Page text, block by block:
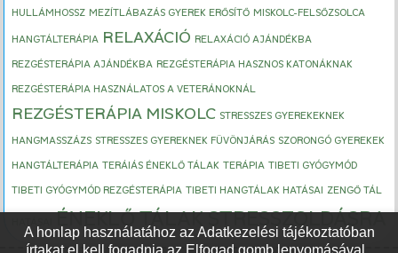
HULLÁMHOSSZ MEZÍTLÁBAZÁS GYEREK ERŐSÍTŐ MISKOLC-FELSŐZSOLCA
HANGTÁLTERÁPIA RELAXÁCIÓ RELAXÁCIÓ AJÁNDÉKBA
REZGÉSTERÁPIA AJÁNDÉKBA REZGÉSTERÁPIA HASZNOS KATONÁKNAK
REZGÉSTERÁPIA HASZNÁLATOS A VETERÁNOKNÁL
REZGÉSTERÁPIA MISKOLC STRESSZES GYEREKEKNEK
HANGMASSZÁZS STRESSZES GYEREKNEK FÜVÖNJÁRÁS SZORONGÓ GYEREKEK
HANGTÁLTERÁPIA TERÁIÁS ÉNEKLŐ TÁLAK TERÁPIA TIBETI GYÓGYMÓD
TIBETI GYÓGYMÓD REZGÉSTERÁPIA TIBETI HANGTÁLAK HATÁSAI ZENGŐ TÁL
ÉNEKLŐ TÁLAK STRESSZOLDÁSRA
A honlap használatához az Adatkezelési tájékoztatóban
írtakat el kell fogadnia az Elfogad gomb lenyomásával